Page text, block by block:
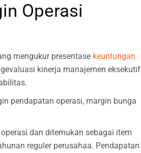
Operasi
mengukur presentase keuntungan
kinerja manajemen eksekutif
pendapatan operasi, margin bunga
dan ditemukan sebagai item
reguler perusahaa. Pendapatan